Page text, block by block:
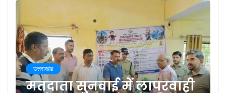
उत्तराखंड
मतदाता सुनवाई में लापरवाही